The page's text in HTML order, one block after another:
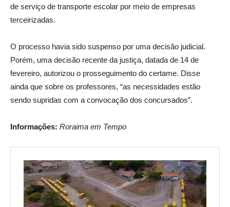
de serviço de transporte escolar por meio de empresas
terceirizadas.
O processo havia sido suspenso por uma decisão judicial.
Porém, uma decisão recente da justiça, datada de 14 de
fevereiro, autorizou o prosseguimento do certame. Disse
ainda que sobre os professores, “as necessidades estão
sendo supridas com a convocação dos concursados”.
Informações: Roraima em Tempo